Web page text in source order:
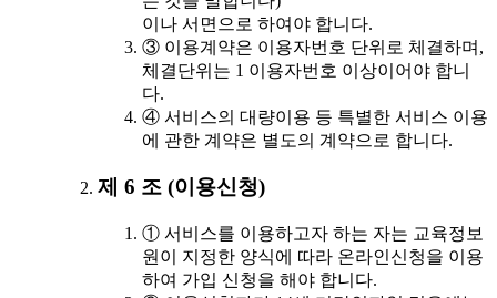
이나 서면으로 하여야 합니다.
③ 이용계약은 이용자번호 단위로 체결하며,
체결단위는 1 이용자번호 이상이어야 합니
다.
④ 서비스의 대량이용 등 특별한 서비스 이용
에 관한 계약은 별도의 계약으로 합니다.
제 6 조 (이용신청)
① 서비스를 이용하고자 하는 자는 교육정보
원이 지정한 양식에 따라 온라인신청을 이용
하여 가입 신청을 해야 합니다.